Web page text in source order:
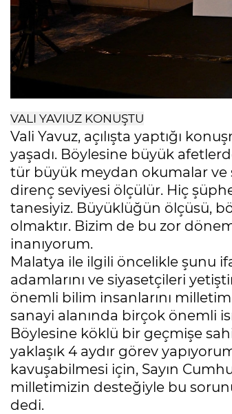
VALI YAVIUZ KONUŞTU
Vali Yavuz, açılışta yaptığı
yaşadı. Böylesine büyük
tür büyük meydan okumalar ve
direnç seviyesi ölçülür. Hiç
tanesiyiz. Büyüklüğün ölçüsü,
olmaktır. Bizim de bu zor
inanıyorum.
Malatya ile ilgili öncelikle şunu
adamlarını ve siyasetçileri
önemli bilim insanlarını
sanayi alanında birçok önemli
Böylesine köklü bir geçmişe
yaklaşık 4 aydır görev
kavuşabilmesi için, Sayın
milletimizin desteğiyle bu
dedi.